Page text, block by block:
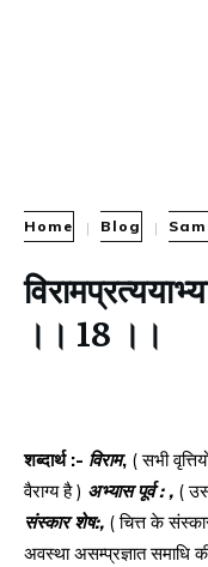
Home | Blog |
।। 18 ।।
शब्दार्थ:- विराम, ( सभी
वैराग्य है ) अभ्यास पूर्व: , (
संस्कार शेष:, ( चित्त के
अवस्था असम्प्रज्ञात समाधि